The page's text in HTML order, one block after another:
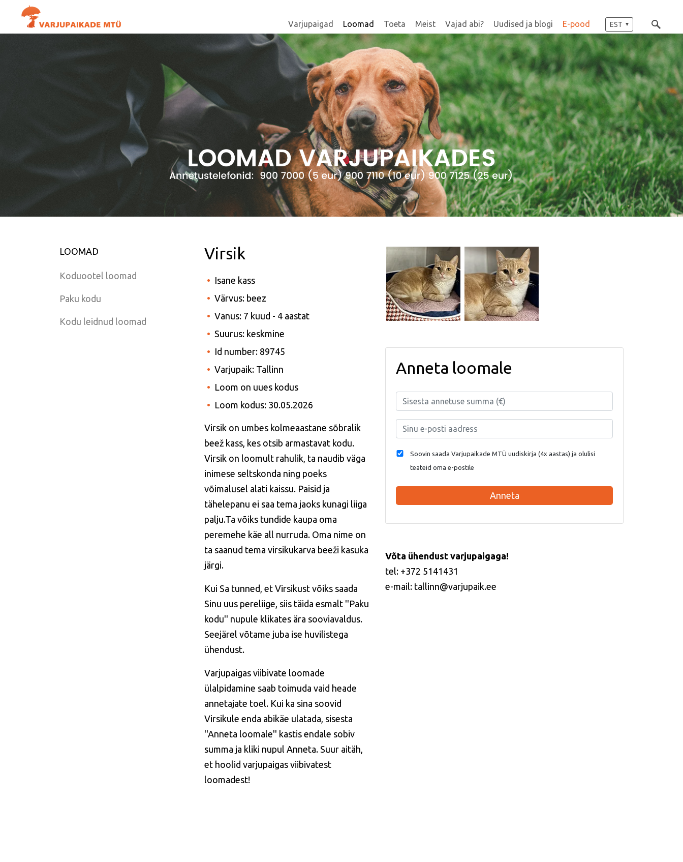
Varjupaigad Loomad Toeta Meist Vajad abi? Uudised ja blogi E-pood EST
LOOMAD
Koduootel loomad
Paku kodu
Kodu leidnud loomad
Virsik
Isane kass
Värvus: beez
Vanus: 7 kuud - 4 aastat
Suurus: keskmine
Id number: 89745
Varjupaik: Tallinn
Loom on uues kodus
Loom kodus: 30.05.2026
Virsik on umbes kolmeaastane sõbralik
beež kass, kes otsib armastavat kodu.
Virsik on loomult rahulik, ta naudib väga
inimese seltskonda ning poeks
võimalusel alati kaissu. Paisid ja
tähelepanu ei saa tema jaoks kunagi liiga
palju.Ta võiks tundide kaupa oma
peremehe käe all nurruda. Oma nime on
ta saanud tema virsikukarva beeži kasuka
järgi.
Kui Sa tunned, et Virsikust võiks saada
Sinu uus pereliige, siis täida esmalt ''Paku
kodu'' nupule klikates ära sooviavaldus.
Seejärel võtame juba ise huvilistega
ühendust.
Varjupaigas viibivate loomade
ülalpidamine saab toimuda vaid heade
annetajate toel. Kui ka sina soovid
Virsikule enda abikäe ulatada, sisesta
''Anneta loomale'' kastis endale sobiv
summa ja kliki nupul Anneta. Suur aitäh,
et hoolid varjupaigas viibivatest
loomadest!
Anneta loomale
Soovin saada Varjupaikade MTÜ uudiskirja (4x aastas) ja olulisi
teateid oma e-postile
Anneta
Võta ühendust varjupaigaga!
tel: +372 5141431
e-mail: tallinn@varjupaik.ee